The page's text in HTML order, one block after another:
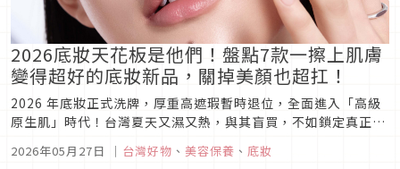
2026底妝天花板是他們！盤點7款一擦上肌膚
變得超好的底妝新品，關掉美顏也超扛！
2026 年底妝正式洗牌，厚重高遮瑕暫時退位，全面進入「高級
原生肌」時代！台灣夏天又濕又熱，與其盲買，不如鎖定真正抗
表的 7 款專櫃與開架爆款底妝，從網紅激推的 GUCCI 恆久無瑕
2026年05月27日 ｜ 台灣好物 、 美容保養 、 底妝